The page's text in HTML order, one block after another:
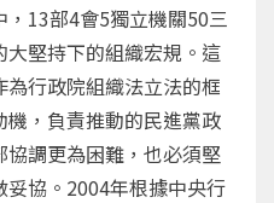
13部4會5獨立機關50三
堅持下的組織宏規。這
行政院組織法立法的框
，負責推動的民進黨政
調更為困難，也必須堅
協。2004年根據中央行